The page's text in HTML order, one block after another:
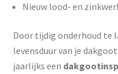
Nieuw lood- en
Door tijdig onderhoud te
levensduur van je
jaarlijks een